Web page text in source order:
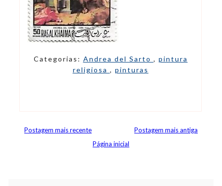
Categorias: Andrea del Sarto , pintura
religiosa , pinturas
Postagem mais recente
Postagem mais antiga
Página inicial